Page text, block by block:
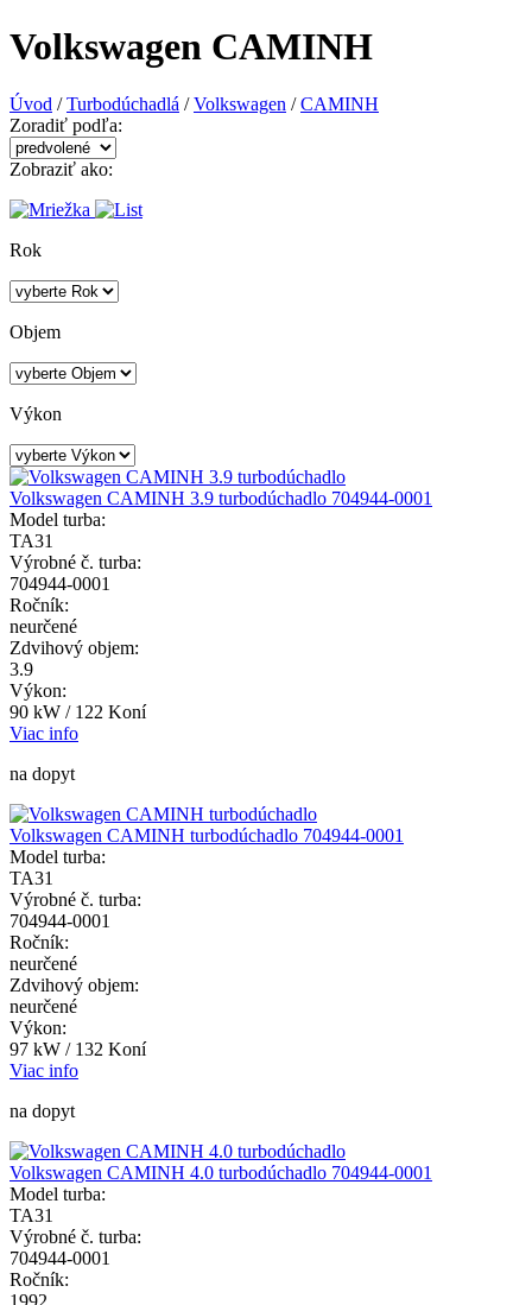
Volkswagen CAMINH
Úvod / Turbodúchadlá / Volkswagen / CAMINH
Zoradiť podľa:
Zobraziť ako:
Rok
Objem
Výkon
Volkswagen CAMINH 3.9 turbodúchadlo 704944-0001
Model turba:
TA31
Výrobné č. turba:
704944-0001
Ročník:
neurčené
Zdvihový objem:
3.9
Výkon:
90 kW / 122 Koní
Viac info
na dopyt
Volkswagen CAMINH turbodúchadlo 704944-0001
Model turba:
TA31
Výrobné č. turba:
704944-0001
Ročník:
neurčené
Zdvihový objem:
neurčené
Výkon:
97 kW / 132 Koní
Viac info
na dopyt
Volkswagen CAMINH 4.0 turbodúchadlo 704944-0001
Model turba:
TA31
Výrobné č. turba:
704944-0001
Ročník: